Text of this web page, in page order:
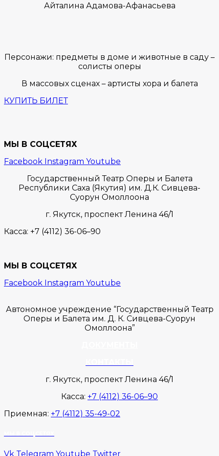
Айталина Адамова-Афанасьева
Персонажи: предметы в доме и животные в саду –
солисты оперы
В массовых сценах – артисты хора и балета
КУПИТЬ БИЛЕТ
МЫ В СОЦСЕТЯХ
Facebook Instagram Youtube
Государственный Театр Оперы и Балета
Республики Саха (Якутия) им. Д.К. Сивцева-
Суорун Омоллоона
г. Якутск, проспект Ленина 46/1
Касса: +7 (4112) 36-06–90
МЫ В СОЦСЕТЯХ
Facebook Instagram Youtube
Автономное учреждение “Государственный Театр
Оперы и Балета им. Д. К. Сивцева-Суорун
Омоллоона”
г. Якутск, проспект Ленина 46/1
Касса: +7 (4112) 36-06–90
Приемная: +7 (4112) 35-49-02
Vk Telegram Youtube Twitter